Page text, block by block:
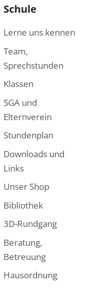
Schule
Lerne uns kennen
Team,
Sprechstunden
Klassen
SGA und
Elternverein
Stundenplan
Downloads und
Links
Unser Shop
Bibliothek
3D-Rundgang
Beratung,
Betreuung
Hausordnung